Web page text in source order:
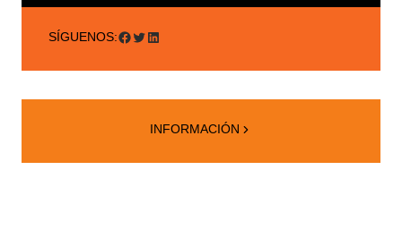
SÍGUENOS:Facebook Twitter LinkedIn
INFORMACIÓN